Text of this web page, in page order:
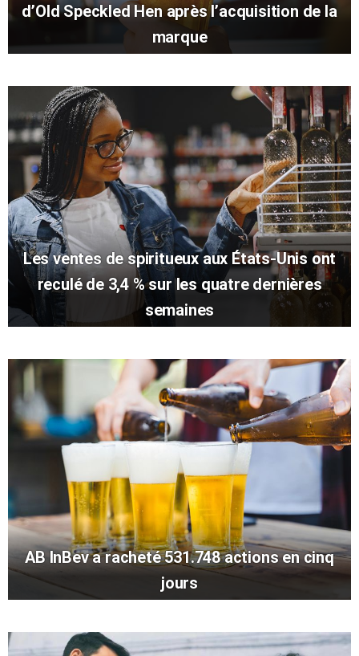
d’Old Speckled Hen après l’acquisition de la
marque
Les ventes de spiritueux aux États-Unis ont
reculé de 3,4 % sur les quatre dernières
semaines
AB InBev a racheté 531.748 actions en cinq
jours